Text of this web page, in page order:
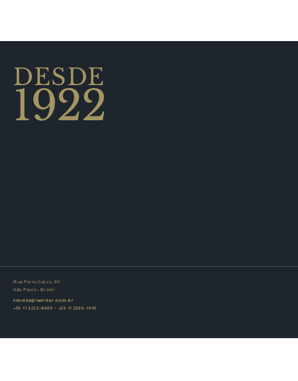
DESDE
1922
Rua Porto Calvo, 69
São Paulo - Brasil
vendas@ladrilar.com.br
+55 11 3228-6409 | +55 11 2855-1010